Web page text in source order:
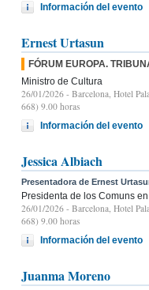
Información del evento
Ernest Urtasun
FÓRUM EUROPA.
Ministro de Cultura
26/01/2026 - Barcelona, Hotel
668) 9.00 horas
Información del evento
Jessica Albiach
Presentadora de Ernest
Presidenta de los Comuns
26/01/2026 - Barcelona, Hotel
668) 9.00 horas
Información del evento
Juanma Moreno